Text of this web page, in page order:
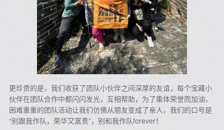
更珍贵的是，我们收获了团队小伙伴之间深厚的友谊，每个宝藏小
伙伴在团队合作中都闪闪发光，互相帮助，为了集体荣誉而加油，
困难重重的团队活动让我们仿佛从朋友变成了亲人，我们的口号是
“别跟我作队，荣华又富贵”，别和我作队forever！